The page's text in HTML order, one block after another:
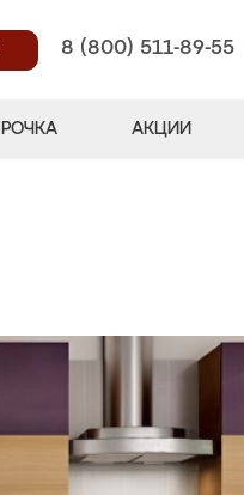
8 (800) 511-89-55
АКЦИИ